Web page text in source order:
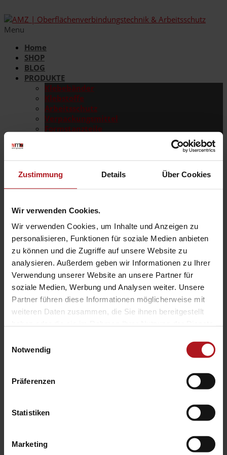
Zustimmung Details Über Cookies
Wir verwenden Cookies.
Wir verwenden Cookies, um Inhalte und Anzeigen zu
personalisieren, Funktionen für soziale Medien anbieten
zu können und die Zugriffe auf unsere Website zu
analysieren. Außerdem geben wir Informationen zu Ihrer
Verwendung unserer Website an unsere Partner für
soziale Medien, Werbung und Analysen weiter. Unsere
Partner führen diese Informationen möglicherweise mit
weiteren Daten zusammen, die Sie ihnen bereitgestellt
Notwendig
Präferenzen
Statistiken
Marketing
Menu
Home
SHOP
BLOG
PRODUKTE
Klebebänder
Klebstoffe
Arbeitsschutz
Verpackungsmittel
Formstanzteile
Schleifmittel
Gebäudeservice
ÜBER UNS
MEDIATHEK
JOBS
Search